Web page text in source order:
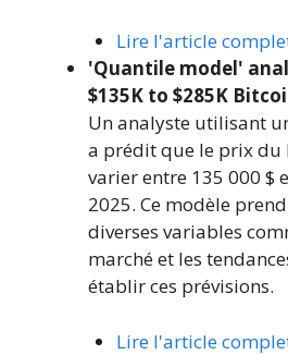
Lire l'article
'Quantile model'
$135K to $285K
Un analyste utilisant
a prédit que le prix
varier entre 135 000 $
2025. Ce modèle
diverses variables
marché et les
établir ces prévisions.
Lire l'article